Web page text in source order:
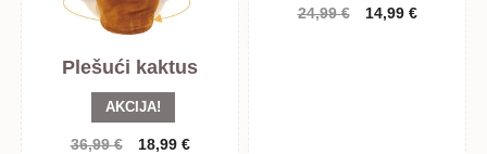
Plešući kaktus
AKCIJA!
36,99€
Izvorna
18,99 €Trenutna
24,99€
Izvorna
14,99 €Trenutna